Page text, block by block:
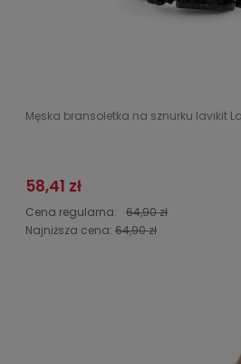
Męska bransoletka na sznurku lavikit
58,41 zł
Cena regularna:
64,90 zł
Najniższa cena: 64,90 zł